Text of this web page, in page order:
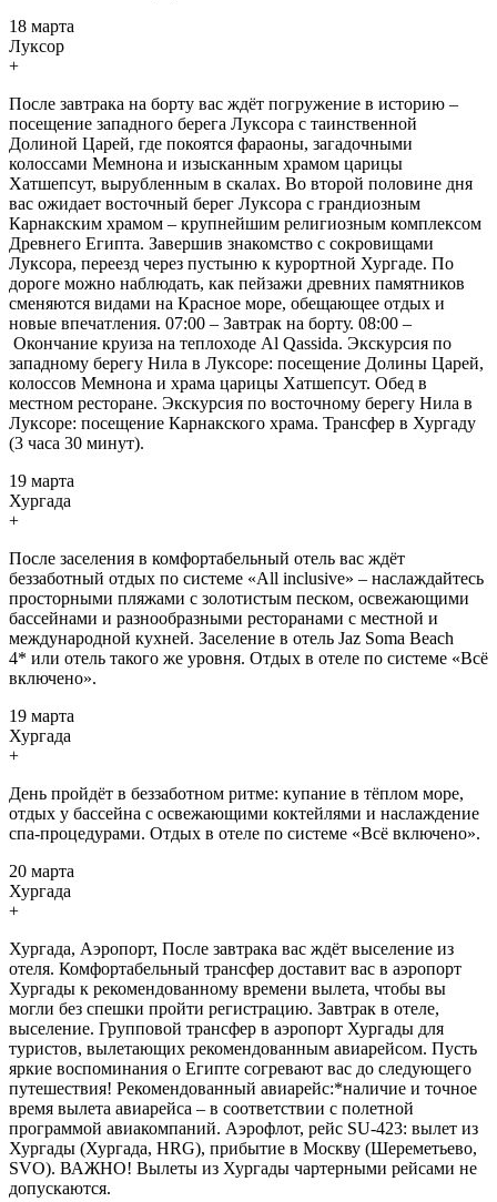
18 марта
Луксор
+
После завтрака на борту вас ждёт погружение в историю –
посещение западного берега Луксора с таинственной
Долиной Царей, где покоятся фараоны, загадочными
колоссами Мемнона и изысканным храмом царицы
Хатшепсут, вырубленным в скалах. Во второй половине дня
вас ожидает восточный берег Луксора с грандиозным
Карнакским храмом – крупнейшим религиозным комплексом
Древнего Египта. Завершив знакомство с сокровищами
Луксора, переезд через пустыню к курортной Хургаде. По
дороге можно наблюдать, как пейзажи древних памятников
сменяются видами на Красное море, обещающее отдых и
новые впечатления. 07:00 – Завтрак на борту. 08:00 –
Окончание круиза на теплоходе Al Qassida. Экскурсия по
западному берегу Нила в Луксоре: посещение Долины Царей,
колоссов Мемнона и храма царицы Хатшепсут. Обед в
местном ресторане. Экскурсия по восточному берегу Нила в
Луксоре: посещение Карнакского храма. Трансфер в Хургаду
(3 часа 30 минут).
19 марта
Хургада
+
После заселения в комфортабельный отель вас ждёт
беззаботный отдых по системе «All inclusive» – наслаждайтесь
просторными пляжами с золотистым песком, освежающими
бассейнами и разнообразными ресторанами с местной и
международной кухней. Заселение в отель Jaz Soma Beach
4* или отель такого же уровня. Отдых в отеле по системе «Всё
включено».
19 марта
Хургада
+
День пройдёт в беззаботном ритме: купание в тёплом море,
отдых у бассейна с освежающими коктейлями и наслаждение
спа-процедурами. Отдых в отеле по системе «Всё включено».
20 марта
Хургада
+
Хургада, Аэропорт, После завтрака вас ждёт выселение из
отеля. Комфортабельный трансфер доставит вас в аэропорт
Хургады к рекомендованному времени вылета, чтобы вы
могли без спешки пройти регистрацию. Завтрак в отеле,
выселение. Групповой трансфер в аэропорт Хургады для
туристов, вылетающих рекомендованным авиарейсом. Пусть
яркие воспоминания о Египте согревают вас до следующего
путешествия! Рекомендованный авиарейс:*наличие и точное
время вылета авиарейса – в соответствии с полетной
программой авиакомпаний. Аэрофлот, рейс SU-423: вылет из
Хургады (Хургада, HRG), прибытие в Москву (Шереметьево,
SVO). ВАЖНО! Вылеты из Хургады чартерными рейсами не
допускаются.